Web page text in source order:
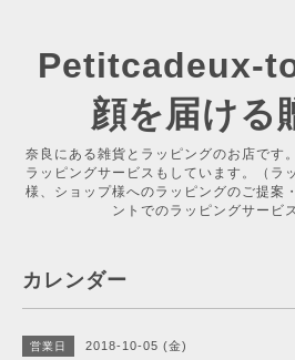
Petitcadeux-
顔を届ける
奈良にある雑貨とラッピングのお店です
ラッピングサービスもしています。（ラ
様、ショップ様へのラッピングのご提案
ントでのラッピングサービ
カレンダー
営業日 2018-10-05 (金)